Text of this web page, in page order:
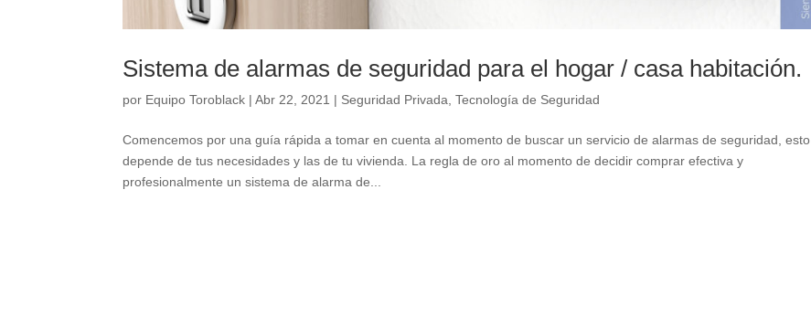
Sistema de alarmas de seguridad para el hogar / casa habitación.
por Equipo Toroblack |Abr 22, 2021 | Seguridad Privada ,Tecnología de Seguridad
Comencemos por una guía rápida a tomar en cuenta al momento de buscar un servicio de alarmas de seguridad, esto
depende de tus necesidades y las de tu vivienda. La regla de oro al momento de decidir comprar efectiva y
profesionalmente un sistema de alarma de...